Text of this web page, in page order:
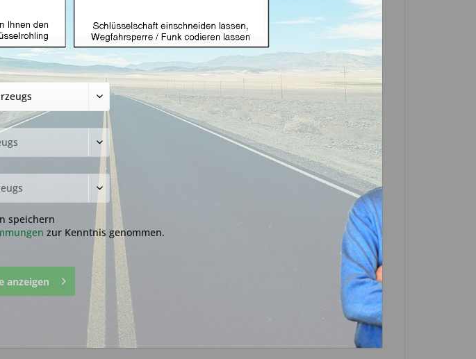
ID49-1C und HYN17R (Aftermarket
Produkt)
99,99 € *
inkl. MwSt. zzgl. Versandkosten
Lieferzeit ca. 1-3 Werktage
NEU: Kompletten Autoschlüssel in einer Partner-Filiale deiner Nähe
nachmachen lassen:
Der genaue Ablauf befindet sich in der Beschreibung. Scrolle einfach
runter.
Fragen zum Artikel?
speichern
zur Kenntnis genommen.
anzeigen